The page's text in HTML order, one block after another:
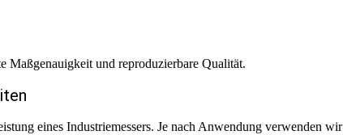
Maßgenauigkeit und reproduzierbare Qualität.
eines Industriemessers. Je nach Anwendung verwenden wir